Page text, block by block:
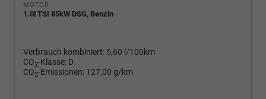
MOTOR
1.0l TSI 85kW DSG, Benzin
Verbrauch kombiniert: 5,60 l/100km
CO2-Klasse: D
CO2-Emissionen: 127,00 g/km